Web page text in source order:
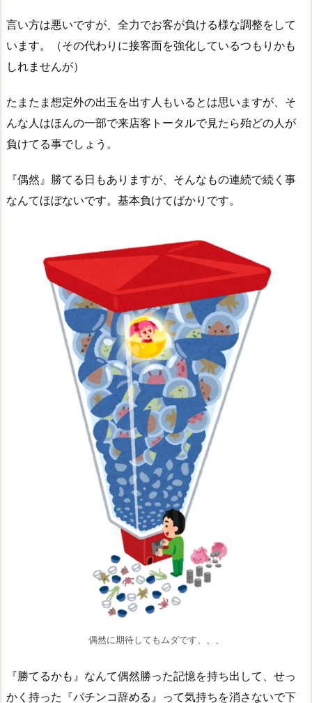
言い方は悪いですが、全力でお客が負ける様な調整をして
います。（その代わりに接客面を強化しているつもりかも
しれませんが）
たまたま想定外の出玉を出す人もいるとは思いますが、そ
んな人はほんの一部で来店客トータルで見たら殆どの人が
負けてる事でしょう。
『偶然』勝てる日もありますが、そんなもの連続で続く事
なんてほぼないです。基本負けてばかりです。
偶然に期待してもムダです、、、
『勝てるかも』なんて偶然勝った記憶を持ち出して、せっ
かく持った『パチンコ辞める』って気持ちを消さないで下